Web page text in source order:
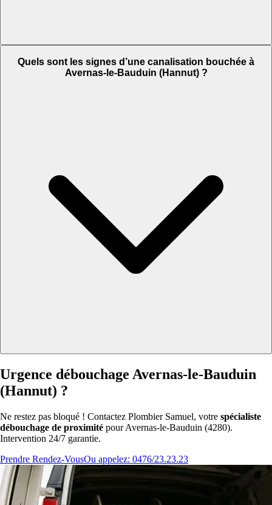
Quels sont les signes d’une canalisation bouchée à
Avernas-le-Bauduin (Hannut) ?
Urgence débouchage Avernas-le-Bauduin
(Hannut) ?
Ne restez pas bloqué ! Contactez Plombier Samuel, votre spécialiste
débouchage de proximité pour Avernas-le-Bauduin (4280).
Intervention 24/7 garantie.
Prendre Rendez-VousOu appelez: 0476/23.23.23